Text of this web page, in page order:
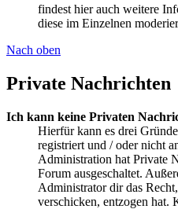
findest hier auch weitere
diese im Einzelnen
Nach oben
Private Nachrichten
Ich kann keine Privaten
Hierfür kann es drei
registriert und / oder nicht
Administration hat Private
Forum ausgeschaltet.
Administrator dir das
verschicken, entzogen hat.